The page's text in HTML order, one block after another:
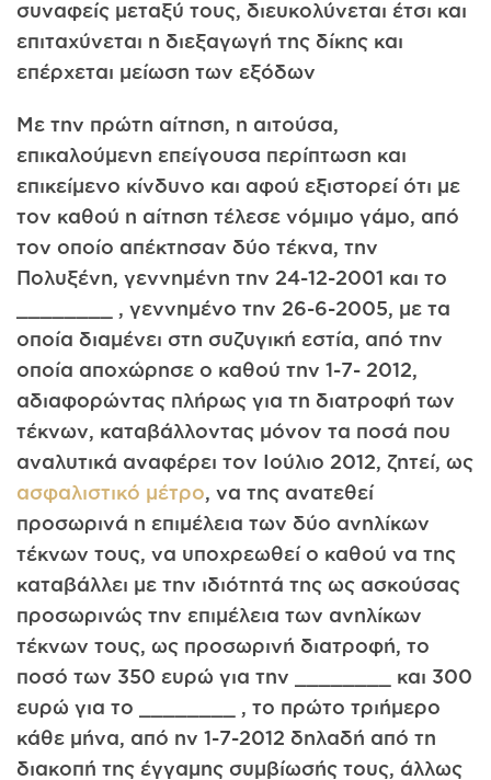
συναφείς μεταξύ τους, διευκολύνεται έτσι και
επιταχύνεται η διεξαγωγή της δίκης και
επέρχεται μείωση των εξόδων
Με την πρώτη αίτηση, η αιτούσα,
επικαλούμενη επείγουσα περίπτωση και
επικείμενο κίνδυνο και αφού εξιστορεί ότι με
τον καθού η αίτηση τέλεσε νόμιμο γάμο, από
τον οποίο απέκτησαν δύο τέκνα, την
Πολυξένη, γεννημένη την 24-12-2001 και το
________ , γεννημένο την 26-6-2005, με τα
οποία διαμένει στη συζυγική εστία, από την
οποία αποχώρησε ο καθού την 1-7- 2012,
αδιαφορώντας πλήρως για τη διατροφή των
τέκνων, καταβάλλοντας μόνον τα ποσά που
αναλυτικά αναφέρει τον Ιούλιο 2012, ζητεί, ως
ασφαλιστικό μέτρο , να της ανατεθεί
προσωρινά η επιμέλεια των δύο ανηλίκων
τέκνων τους, να υποχρεωθεί ο καθού να της
καταβάλλει με την ιδιότητά της ως ασκούσας
προσωρινώς την επιμέλεια των ανηλίκων
τέκνων τους, ως προσωρινή διατροφή, το
ποσό των 350 ευρώ για την ________ και 300
ευρώ για το ________ , το πρώτο τριήμερο
κάθε μήνα, από ην 1-7-2012 δηλαδή από τη
διακοπή της έγγαμης συμβίωσής τους, άλλως